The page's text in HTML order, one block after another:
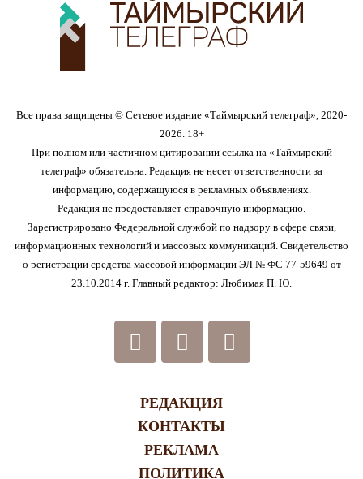
Все права защищены © Сетевое издание «Таймырский телеграф», 2020-
2026. 18+
При полном или частичном цитировании ссылка на «Таймырский
телеграф» обязательна. Редакция не несет ответственности за
информацию, содержащуюся в рекламных объявлениях.
Редакция не предоставляет справочную информацию.
Зарегистрировано Федеральной службой по надзору в сфере связи,
информационных технологий и массовых коммуникаций. Свидетельство
о регистрации средства массовой информации ЭЛ № ФС 77-59649 от
23.10.2014 г. Главный редактор: Любимая П. Ю.
РЕДАКЦИЯ
КОНТАКТЫ
РЕКЛАМА
ПОЛИТИКА